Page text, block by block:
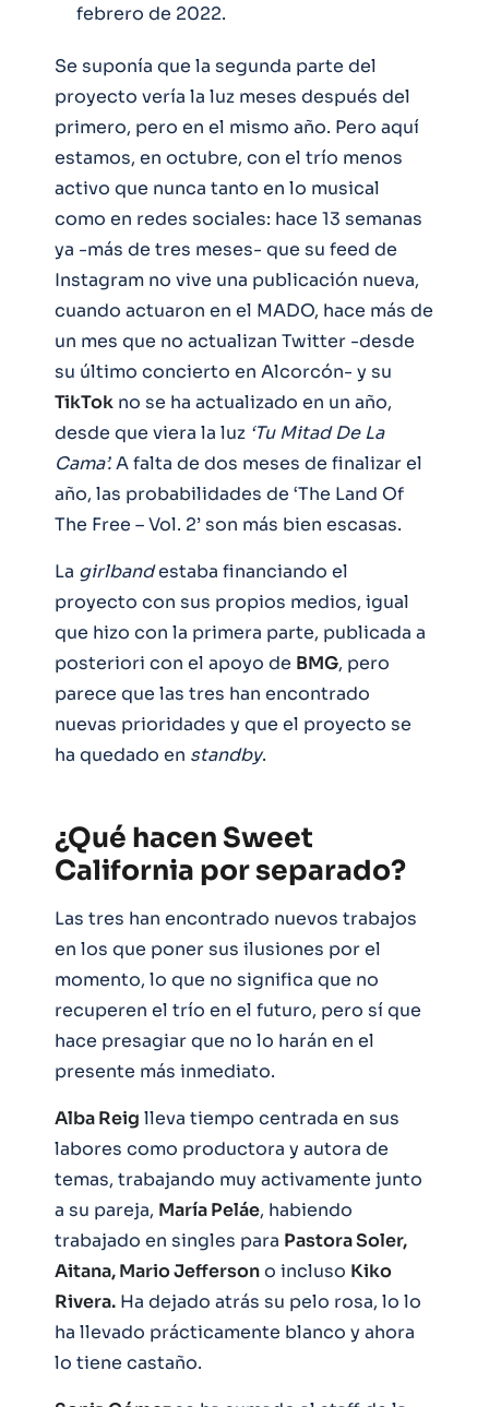
febrero de 2022.
Se suponía que la segunda parte del
proyecto vería la luz meses después del
primero, pero en el mismo año. Pero aquí
estamos, en octubre, con el trío menos
activo que nunca tanto en lo musical
como en redes sociales: hace 13 semanas
ya -más de tres meses- que su feed de
Instagram no vive una publicación nueva,
cuando actuaron en el MADO, hace más de
un mes que no actualizan Twitter -desde
su último concierto en Alcorcón- y su
TikTok no se ha actualizado en un año,
desde que viera la luz ‘Tu Mitad De La
Cama’.A falta de dos meses de finalizar el
año, las probabilidades de ‘The Land Of
The Free – Vol. 2’ son más bien escasas.
La girlbandestaba financiando el
proyecto con sus propios medios, igual
que hizo con la primera parte, publicada a
posteriori con el apoyo de BMG, pero
parece que las tres han encontrado
nuevas prioridades y que el proyecto se
ha quedado en standby.
¿Qué hacen Sweet
California por separado?
Las tres han encontrado nuevos trabajos
en los que poner sus ilusiones por el
momento, lo que no significa que no
recuperen el trío en el futuro, pero sí que
hace presagiar que no lo harán en el
presente más inmediato.
Alba Reig lleva tiempo centrada en sus
labores como productora y autora de
temas, trabajando muy activamente junto
a su pareja, María Peláe, habiendo
trabajado en singles para Pastora Soler,
Aitana, Mario Jeffersono incluso Kiko
Rivera. Ha dejado atrás su pelo rosa, lo lo
ha llevado prácticamente blanco y ahora
lo tiene castaño.